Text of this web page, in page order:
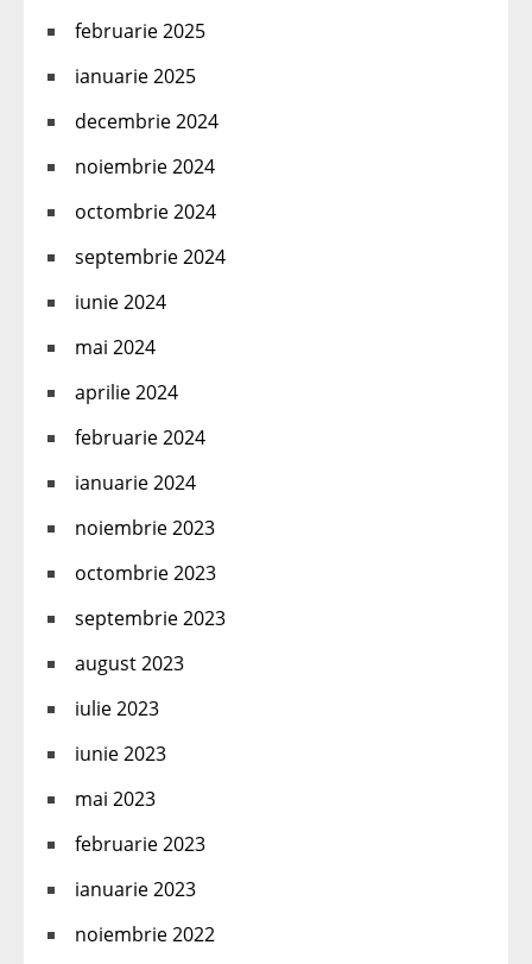
februarie 2025
ianuarie 2025
decembrie 2024
noiembrie 2024
octombrie 2024
septembrie 2024
iunie 2024
mai 2024
aprilie 2024
februarie 2024
ianuarie 2024
noiembrie 2023
octombrie 2023
septembrie 2023
august 2023
iulie 2023
iunie 2023
mai 2023
februarie 2023
ianuarie 2023
noiembrie 2022